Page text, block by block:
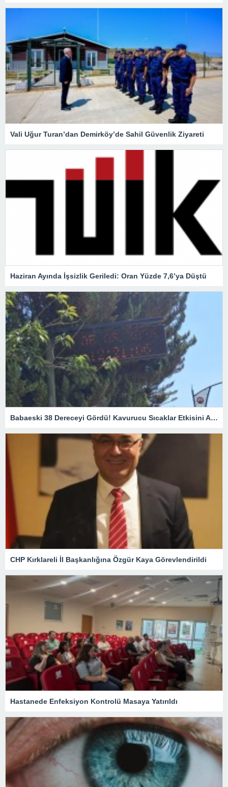
Vali Uğur Turan’dan Demirköy’de Sahil Güvenlik Ziyareti
Haziran Ayında İşsizlik Geriledi: Oran Yüzde 7,6’ya Düştü
Babaeski 38 Dereceyi Gördü! Kavurucu Sıcaklar Etkisini Artırıyor
CHP Kırklareli İl Başkanlığına Özgür Kaya Görevlendirildi
Hastanede Enfeksiyon Kontrolü Masaya Yatırıldı